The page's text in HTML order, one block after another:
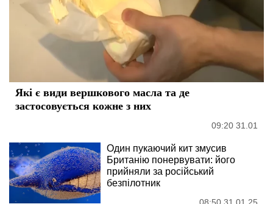
Які є види вершкового масла та де
застосовується кожне з них
09:20 31.01
Один пукаючий кит змусив
Британію понервувати: його
прийняли за російський
безпілотник